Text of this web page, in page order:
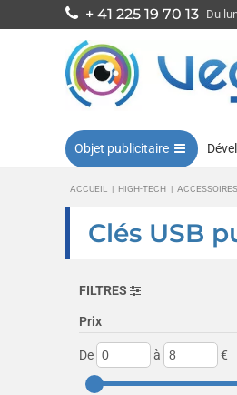
+ 41 225 19 70 13 Du
Objet publicitaire
ACCUEIL | HIGH-TECH |
Clés USB
FILTRES
Prix
De à €